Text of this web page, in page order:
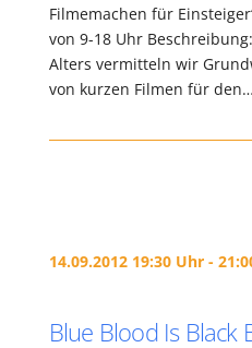
Filmemachen für
von 9-18 Uhr
Alters vermitteln wir
von kurzen Filmen für den…
14.09.2012 19:30 Uhr -
Blue Blood Is Black